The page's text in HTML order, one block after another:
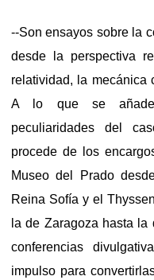
--Son ensayos sobre la
desde la perspectiva
relatividad, la mecánica
A lo que se
peculiaridades del
procede de los
Museo del Prado
Reina Sofía y el
la de Zaragoza hasta
conferencias
impulso para